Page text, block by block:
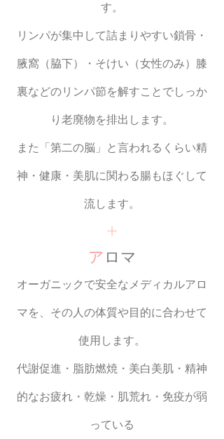
す。
リンパが集中して詰まりやすい鎖骨・
腋窩（脇下）・そけい（女性のみ）膝
裏などのリンパ節を解すことでしっか
り老廃物を排出します。
また「第二の脳」と言われるくらい精
神・健康・美肌に関わる腸もほぐして
流します。
＋
ア ロマ
オーガニックで安全なメディカルアロ
マを、その人の体質や目的に合わせて
使用します。
代謝促進・脂肪燃焼・美白美肌・精神
的なお疲れ ・乾燥・肌荒れ・免疫が弱
っている